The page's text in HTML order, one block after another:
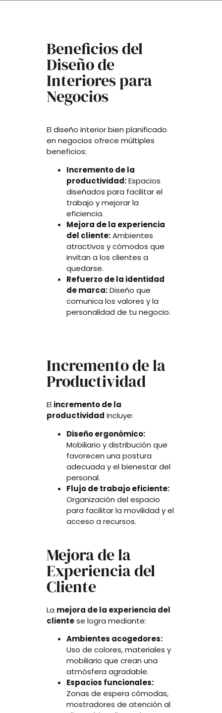
Beneficios del
Diseño de
Interiores para
Negocios
El diseño interior bien planificado
en negocios ofrece múltiples
beneficios:
Incremento de la
productividad:Espacios
diseñados para facilitar el
trabajo y mejorar la
eficiencia.
Mejora de la experiencia
del cliente:Ambientes
atractivos y cómodos que
invitan a los clientes a
quedarse.
Refuerzo de la identidad
de marca:Diseño que
comunica los valores y la
personalidad de tu negocio.
El incremento de la
productividad incluye:
Diseño ergonómico:
Mobiliario y distribución que
favorecen una postura
adecuada y el bienestar del
personal.
Flujo de trabajo eficiente:
Organización del espacio
para facilitar la movilidad y el
acceso a recursos.
Incremento de la
Productividad
La mejora de la experiencia del
clientese logra mediante:
Ambientes acogedores:
Uso de colores, materiales y
mobiliario que crean una
atmósfera agradable.
Espacios funcionales:
Zonas de espera cómodas,
mostradores de atención al
Mejora de la
Experiencia del
Cliente